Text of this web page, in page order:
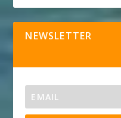
NEWSLETTER